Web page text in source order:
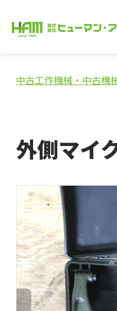
中古工作機械・中古機
外側マイ